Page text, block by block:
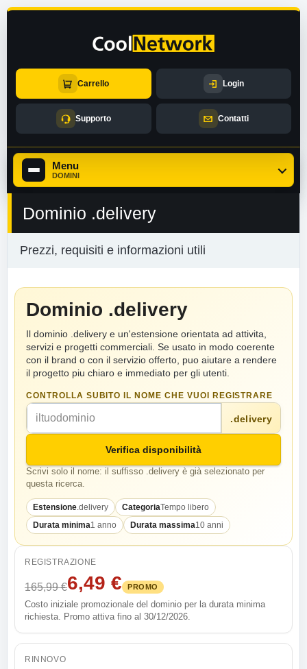
Carrello Login
Supporto Contatti
Menu
DOMINI
Dominio .delivery
Prezzi, requisiti e informazioni utili
Dominio .delivery
Il dominio .delivery e un'estensione orientata ad attivita,
servizi e progetti commerciali. Se usato in modo coerente
con il brand o con il servizio offerto, puo aiutare a rendere
il progetto piu chiaro e immediato per gli utenti.
CONTROLLA SUBITO IL NOME CHE VUOI REGISTRARE
.delivery
Verifica disponibilità
Scrivi solo il nome: il suffisso .delivery è già selezionato per
questa ricerca.
Estensione.delivery CategoriaTempo libero
Durata minima1 anno Durata massima10 anni
REGISTRAZIONE
165,99 €6,49 € PROMO
Costo iniziale promozionale del dominio per la durata minima
richiesta. Promo attiva fino al 30/12/2026.
RINNOVO